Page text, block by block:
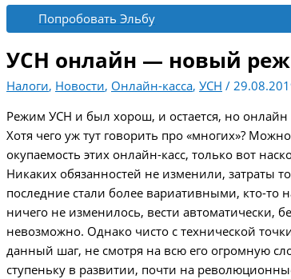
Попробовать Эльбу
УСН онлайн — новый
Налоги, Новости, Онлайн-касса, УСН /
Режим УСН и был хорош, и остается, но
Хотя чего уж тут говорить про «многих»?
окупаемость этих онлайн-касс, только вот
Никаких обязанностей не изменили, затраты
последние стали более вариативными, кто-то
ничего не изменилось, вести автоматически,
невозможно. Однако чисто с технической
данный шаг, не смотря на всю его огромную
ступеньку в развитии, почти на